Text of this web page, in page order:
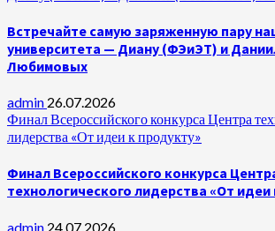
Встречайте самую заряженную пару
университета — Диану (ФЭиЭТ) и
Любимовых
admin 26.07.2026
Финал Всероссийского конкурса Центра
лидерства «От идеи к продукту»
Финал Всероссийского конкурса
технологического лидерства «От идеи
admin 24.07.2026